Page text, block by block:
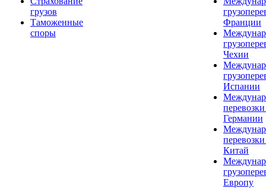
грузов
Таможенные
споры
Франции
Чехии
Испании
Германии
Китай
Европу